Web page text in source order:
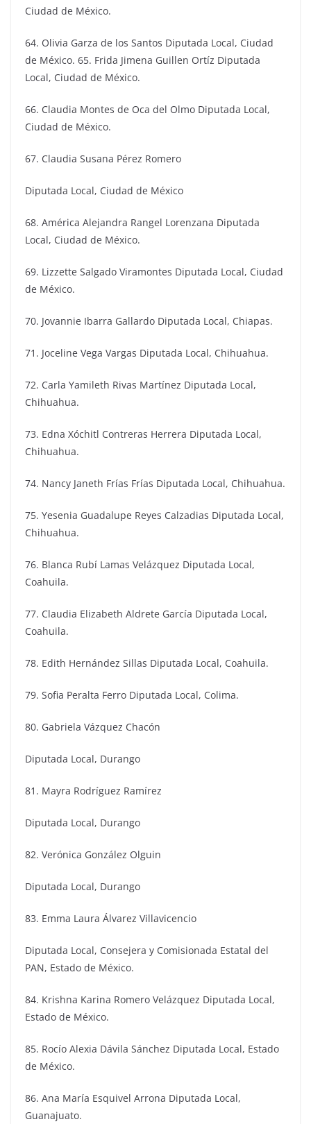
Ciudad de México.
64. Olivia Garza de los Santos Diputada Local, Ciudad
de México. 65. Frida Jimena Guillen Ortíz Diputada
Local, Ciudad de México.
66. Claudia Montes de Oca del Olmo Diputada Local,
Ciudad de México.
67. Claudia Susana Pérez Romero
Diputada Local, Ciudad de México
68. América Alejandra Rangel Lorenzana Diputada
Local, Ciudad de México.
69. Lizzette Salgado Viramontes Diputada Local, Ciudad
de México.
70. Jovannie Ibarra Gallardo Diputada Local, Chiapas.
71. Joceline Vega Vargas Diputada Local, Chihuahua.
72. Carla Yamileth Rivas Martínez Diputada Local,
Chihuahua.
73. Edna Xóchitl Contreras Herrera Diputada Local,
Chihuahua.
74. Nancy Janeth Frías Frías Diputada Local, Chihuahua.
75. Yesenia Guadalupe Reyes Calzadias Diputada Local,
Chihuahua.
76. Blanca Rubí Lamas Velázquez Diputada Local,
Coahuila.
77. Claudia Elizabeth Aldrete García Diputada Local,
Coahuila.
78. Edith Hernández Sillas Diputada Local, Coahuila.
79. Sofia Peralta Ferro Diputada Local, Colima.
80. Gabriela Vázquez Chacón
Diputada Local, Durango
81. Mayra Rodríguez Ramírez
Diputada Local, Durango
82. Verónica González Olguin
Diputada Local, Durango
83. Emma Laura Álvarez Villavicencio
Diputada Local, Consejera y Comisionada Estatal del
PAN, Estado de México.
84. Krishna Karina Romero Velázquez Diputada Local,
Estado de México.
85. Rocío Alexia Dávila Sánchez Diputada Local, Estado
de México.
86. Ana María Esquivel Arrona Diputada Local,
Guanajuato.